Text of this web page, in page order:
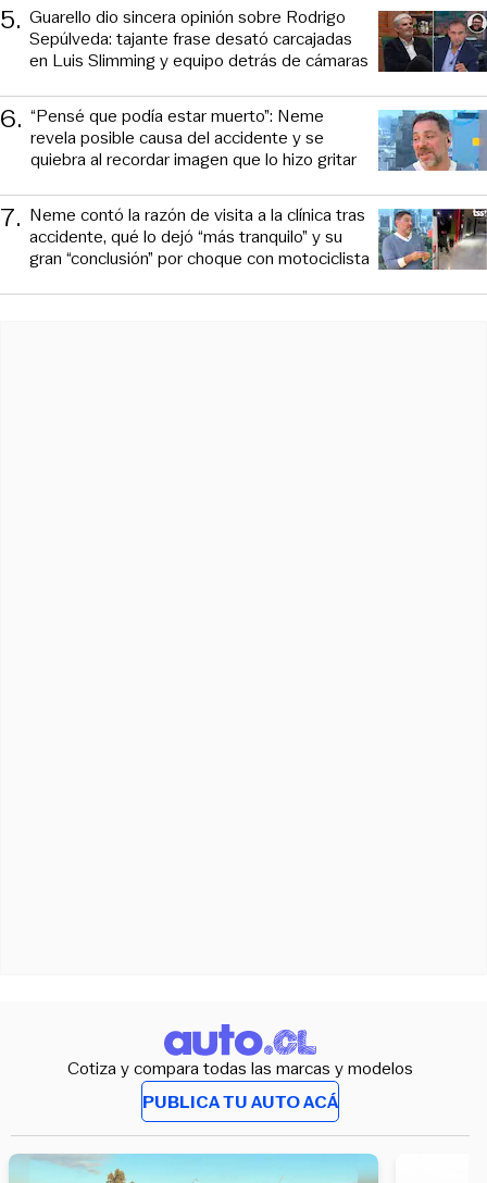
5. Guarello dio sincera opinión sobre Rodrigo
Sepúlveda: tajante frase desató carcajadas
en Luis Slimming y equipo detrás de cámaras
6. “Pensé que podía estar muerto”: Neme
revela posible causa del accidente y se
quiebra al recordar imagen que lo hizo gritar
7. Neme contó la razón de visita a la clínica tras
accidente, qué lo dejó “más tranquilo” y su
gran “conclusión” por choque con motociclista
Cotiza y compara todas las marcas y modelos
PUBLICA TU AUTO ACÁ